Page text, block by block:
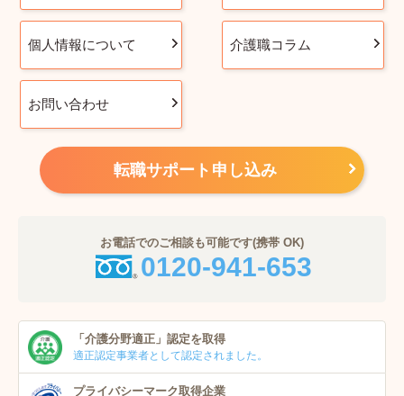
個人情報について 介護職コラム
お問い合わせ
転職サポート申し込み
お電話でのご相談も可能です(携帯 OK)
0120-941-653
「介護分野適正」 認定を取得
適正認定事業者として認定されました。
プライバシーマーク取得企業